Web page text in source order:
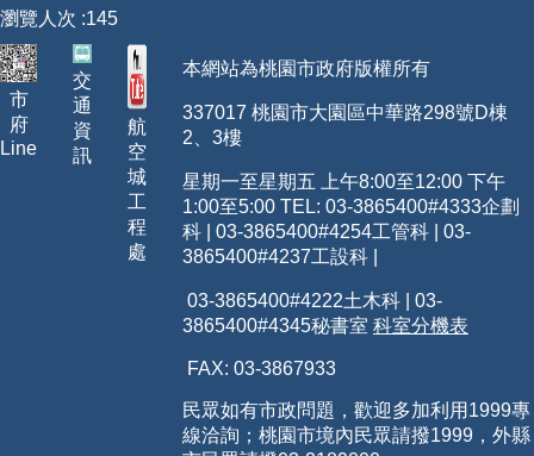
瀏覽人次 145
市
府
Line
交
通
資
訊
航
空
城
工
程
處
本網站為桃園市政府版權所有
337017 桃園市大園區中華路298號D棟
2、3樓
星期一至星期五 上午8:00至12:00 下午
1:00至5:00 TEL: 03-3865400#4333企劃
科 | 03-3865400#4254工管科 | 03-
3865400#4237工設科 |
03-3865400#4222土木科 | 03-
3865400#4345秘書室 科室分機表
FAX: 03-3867933
民眾如有市政問題，歡迎多加利用1999專
線洽詢；桃園市境內民眾請撥1999，外縣